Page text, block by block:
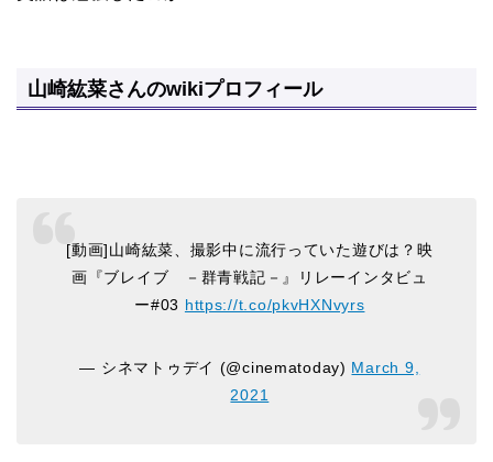
山崎紘菜さんのwikiプロフィール
[動画]山崎紘菜、撮影中に流行っていた遊びは？映
画『ブレイブ －群青戦記－』リレーインタビュ
ー#03 https://t.co/pkvHXNvyrs
— シネマトゥデイ (@cinematoday) March 9,
2021